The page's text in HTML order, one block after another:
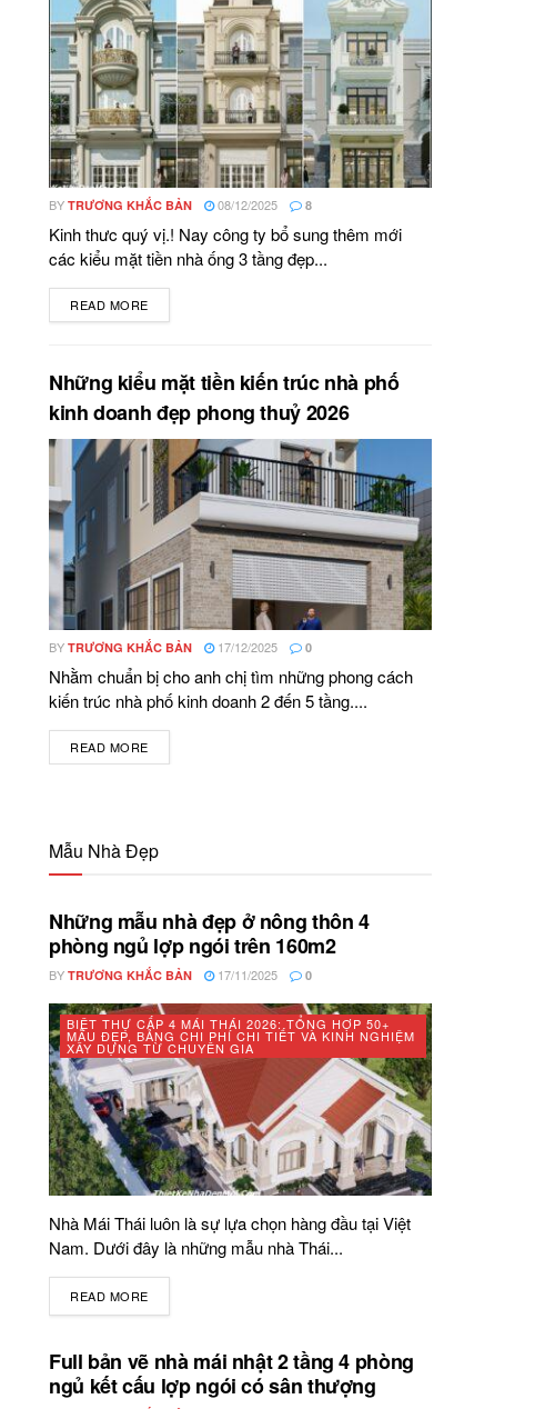
BY TRƯƠNG KHẮC BẢN 08/12/2025 8
Kinh thưc quý vị.! Nay công ty bổ sung thêm mới
các kiểu mặt tiền nhà ống 3 tầng đẹp...
READ MORE
Những kiểu mặt tiền kiến trúc nhà phố
kinh doanh đẹp phong thuỷ 2026
BY TRƯƠNG KHẮC BẢN 17/12/2025 0
Nhằm chuẩn bị cho anh chị tìm những phong cách
kiến trúc nhà phố kinh doanh 2 đến 5 tầng....
READ MORE
Mẫu Nhà Đẹp
Những mẫu nhà đẹp ở nông thôn 4
phòng ngủ lợp ngói trên 160m2
BY TRƯƠNG KHẮC BẢN 17/11/2025 0
BIỆT THỰ CẤP 4 MÁI THÁI 2026: TỔNG HỢP 50+
MẪU ĐẸP, BẢNG CHI PHÍ CHI TIẾT VÀ KINH NGHIỆM
XÂY DỰNG TỪ CHUYÊN GIA
Nhà Mái Thái luôn là sự lựa chọn hàng đầu tại Việt
Nam. Dưới đây là những mẫu nhà Thái...
READ MORE
Full bản vẽ nhà mái nhật 2 tầng 4 phòng
ngủ kết cấu lợp ngói có sân thượng